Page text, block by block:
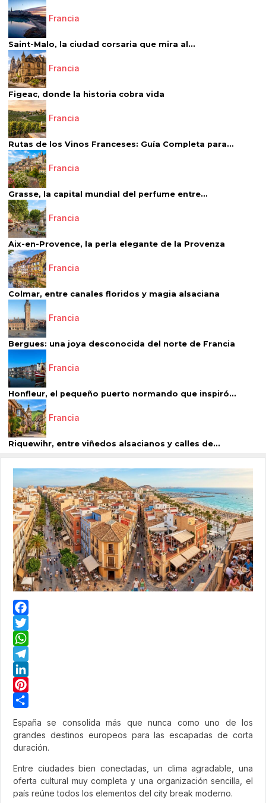
Francia
Saint-Malo, la ciudad corsaria que mira al...
Francia
Figeac, donde la historia cobra vida
Francia
Rutas de los Vinos Franceses: Guía Completa para...
Francia
Grasse, la capital mundial del perfume entre...
Francia
Aix-en-Provence, la perla elegante de la Provenza
Francia
Colmar, entre canales floridos y magia alsaciana
Francia
Bergues: una joya desconocida del norte de Francia
Francia
Honfleur, el pequeño puerto normando que inspiró...
Francia
Riquewihr, entre viñedos alsacianos y calles de...
Facebook
Twitter
WhatsApp
Telegram
LinkedIn
Pinterest
España se consolida más que nunca como uno de los
grandes destinos europeos para las escapadas de corta
duración.
Entre ciudades bien conectadas, un clima agradable, una
oferta cultural muy completa y una organización sencilla, el
país reúne todos los elementos del city break moderno.